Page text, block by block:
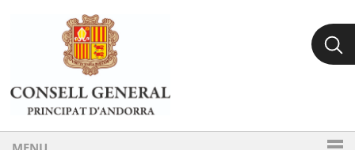
Ves al contingut.
Salta a la navegació